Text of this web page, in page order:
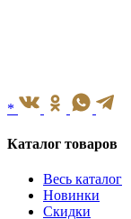
*
Каталог товаров
Весь каталог
Новинки
Скидки